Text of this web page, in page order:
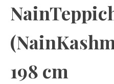
198 cm